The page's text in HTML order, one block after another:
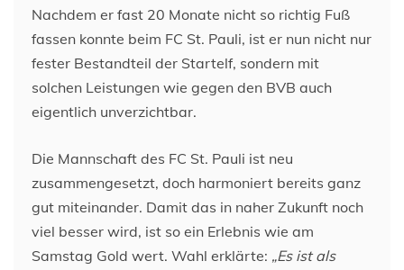
Nachdem er fast 20 Monate nicht so richtig Fuß
fassen konnte beim FC St. Pauli, ist er nun nicht nur
fester Bestandteil der Startelf, sondern mit
solchen Leistungen wie gegen den BVB auch
eigentlich unverzichtbar.
Die Mannschaft des FC St. Pauli ist neu
zusammengesetzt, doch harmoniert bereits ganz
gut miteinander. Damit das in naher Zukunft noch
viel besser wird, ist so ein Erlebnis wie am
Samstag Gold wert. Wahl erklärte: „Es ist als